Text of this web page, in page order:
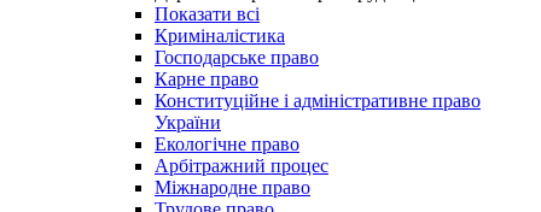
Показати всі
Криміналістика
Господарське право
Карне право
Конституційне і адміністративне право
України
Екологічне право
Арбітражний процес
Міжнародне право